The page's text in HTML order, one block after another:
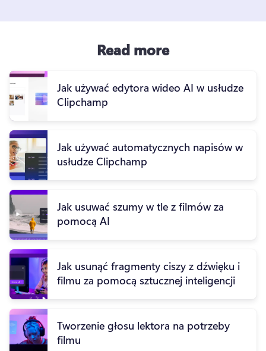
Read more
Jak używać edytora wideo AI w usłudze
Clipchamp
Jak używać automatycznych napisów w
usłudze Clipchamp
Jak usuwać szumy w tle z filmów za
pomocą AI
Jak usunąć fragmenty ciszy z dźwięku i
filmu za pomocą sztucznej inteligencji
Tworzenie głosu lektora na potrzeby
filmu